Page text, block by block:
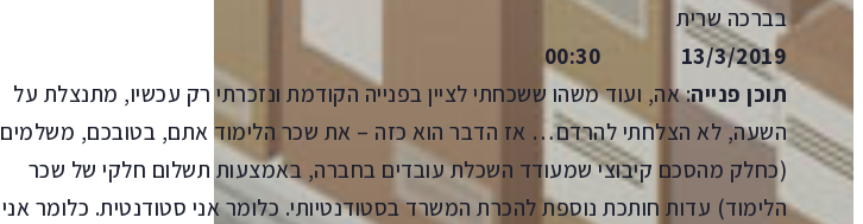
בברכה שרית
13/3/2019 00:30
תוכן פנייה: אה, ועוד משהו ששכחתי לציין בפנייה הקודמת ונזכרתי רק עכשיו, מתנצלת על
השעה, לא הצלחתי להרדם… אז הדבר הוא כזה – את שכר הלימוד אתם, בטובכם, משלמים
(כחלק מהסכם קיבוצי שמעודד השכלת עובדים בחברה, באמצעות תשלום חלקי של שכר
הלימוד) עדות חותכת נוספת להכרת המשרד בסטודנטיותי. כלומר אני סטודנטית. כלומר אני